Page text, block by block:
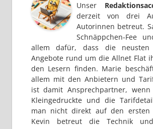
Unser
derzeit von drei
Autorinnen betreut.
Schnäppchen-Fee
allem dafür, dass die
Angebote rund um die Allnet Flat
den Lesern finden. Marie
allem mit den Anbietern und
ist damit Ansprechpartner,
Kleingedruckte und die
man nicht direkt auf den ersten
Kevin betreut die Technik